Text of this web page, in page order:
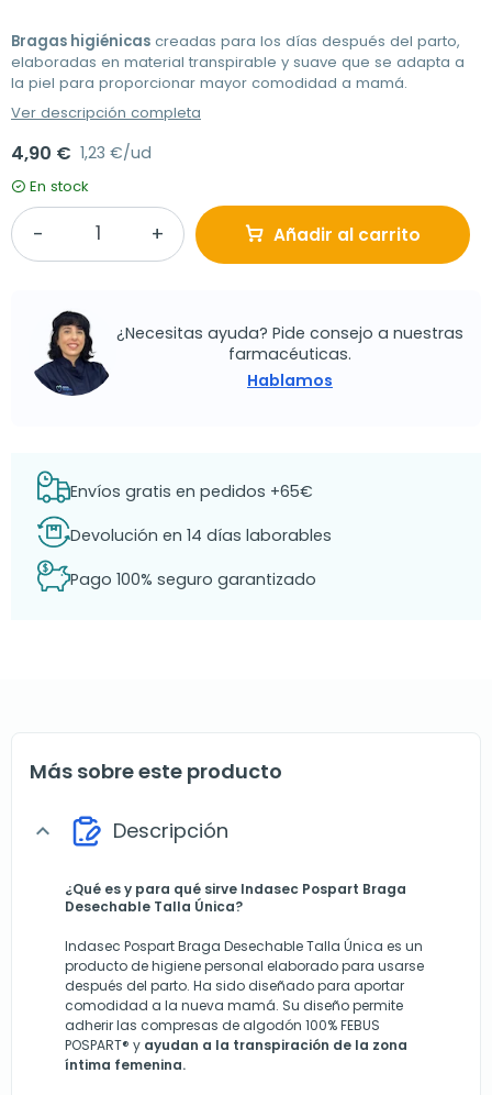
Bragas higiénicas creadas para los días después del parto,
elaboradas en material transpirable y suave que se adapta a
la piel para proporcionar mayor comodidad a mamá.
Ver descripción completa
4,90 € 1,23 €/ud
En stock
Añadir al carrito
¿Necesitas ayuda? Pide consejo a nuestras
farmacéuticas.
Hablamos
Envíos gratis en pedidos +65€
Devolución en 14 días laborables
Pago 100% seguro garantizado
Más sobre este producto
expand_more Descripción
¿Qué es y para qué sirve Indasec Pospart Braga
Desechable Talla Única?
Indasec Pospart Braga Desechable Talla Única es un
producto de higiene personal elaborado para usarse
después del parto. Ha sido diseñado para aportar
comodidad a la nueva mamá. Su diseño permite
adherir las compresas de algodón 100% FEBUS
POSPART® y ayudan a la transpiración de la zona
íntima femenina.